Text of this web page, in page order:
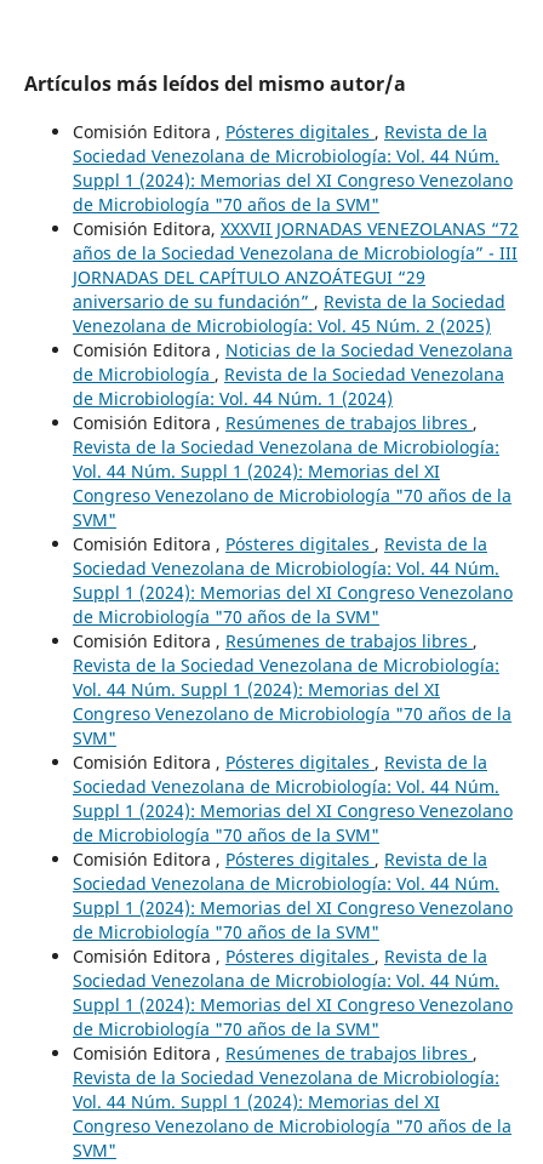
Artículos más leídos del mismo autor/a
Comisión Editora , Pósteres digitales , Revista de la
Sociedad Venezolana de Microbiología: Vol. 44 Núm.
Suppl 1 (2024): Memorias del XI Congreso Venezolano
de Microbiología "70 años de la SVM"
Comisión Editora, XXXVII JORNADAS VENEZOLANAS “72
años de la Sociedad Venezolana de Microbiología” - III
JORNADAS DEL CAPÍTULO ANZOÁTEGUI “29
aniversario de su fundación” , Revista de la Sociedad
Venezolana de Microbiología: Vol. 45 Núm. 2 (2025)
Comisión Editora , Noticias de la Sociedad Venezolana
de Microbiología , Revista de la Sociedad Venezolana
de Microbiología: Vol. 44 Núm. 1 (2024)
Comisión Editora , Resúmenes de trabajos libres ,
Revista de la Sociedad Venezolana de Microbiología:
Vol. 44 Núm. Suppl 1 (2024): Memorias del XI
Congreso Venezolano de Microbiología "70 años de la
SVM"
Comisión Editora , Pósteres digitales , Revista de la
Sociedad Venezolana de Microbiología: Vol. 44 Núm.
Suppl 1 (2024): Memorias del XI Congreso Venezolano
de Microbiología "70 años de la SVM"
Comisión Editora , Resúmenes de trabajos libres ,
Revista de la Sociedad Venezolana de Microbiología:
Vol. 44 Núm. Suppl 1 (2024): Memorias del XI
Congreso Venezolano de Microbiología "70 años de la
SVM"
Comisión Editora , Pósteres digitales , Revista de la
Sociedad Venezolana de Microbiología: Vol. 44 Núm.
Suppl 1 (2024): Memorias del XI Congreso Venezolano
de Microbiología "70 años de la SVM"
Comisión Editora , Pósteres digitales , Revista de la
Sociedad Venezolana de Microbiología: Vol. 44 Núm.
Suppl 1 (2024): Memorias del XI Congreso Venezolano
de Microbiología "70 años de la SVM"
Comisión Editora , Pósteres digitales , Revista de la
Sociedad Venezolana de Microbiología: Vol. 44 Núm.
Suppl 1 (2024): Memorias del XI Congreso Venezolano
de Microbiología "70 años de la SVM"
Comisión Editora , Resúmenes de trabajos libres ,
Revista de la Sociedad Venezolana de Microbiología:
Vol. 44 Núm. Suppl 1 (2024): Memorias del XI
Congreso Venezolano de Microbiología "70 años de la
SVM"